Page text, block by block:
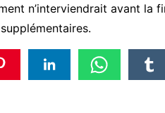
n’interviendrait avant la